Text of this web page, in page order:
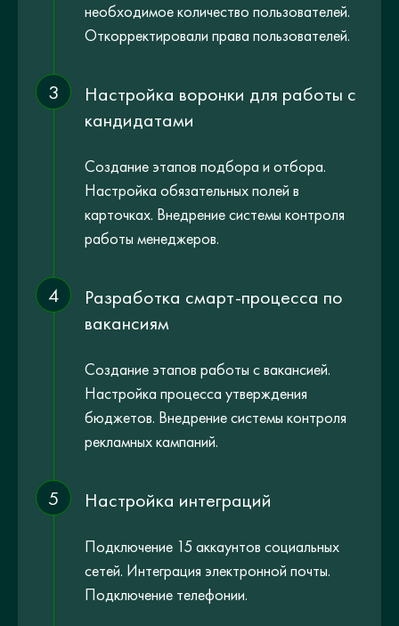
необходимое количество пользователей.
Откорректировали права пользователей.
3
Настройка воронки для работы с
кандидатами
Создание этапов подбора и отбора.
Настройка обязательных полей в
карточках. Внедрение системы контроля
работы менеджеров.
4
Разработка смарт-процесса по
вакансиям
Создание этапов работы с вакансией.
Настройка процесса утверждения
бюджетов. Внедрение системы контроля
рекламных кампаний.
5 Настройка интеграций
Подключение 15 аккаунтов социальных
сетей. Интеграция электронной почты.
Подключение телефонии.